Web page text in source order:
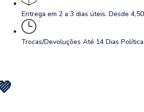
Entrega em 2 a 3 dias úteis. Desde
Trocas/Devoluções Até 14 Dias